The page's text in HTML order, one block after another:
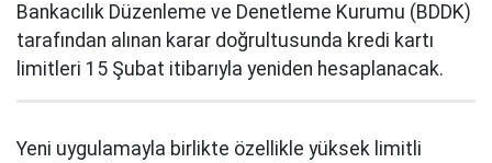
Bankacılık Düzenleme ve Denetleme Kurumu (BDDK)
tarafından alınan karar doğrultusunda kredi kartı
limitleri 15 Şubat itibarıyla yeniden hesaplanacak.
Yeni uygulamayla birlikte özellikle yüksek limitli